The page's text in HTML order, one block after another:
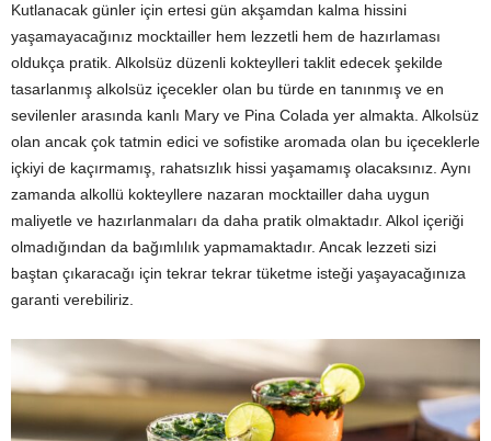
Kutlanacak günler için ertesi gün akşamdan kalma hissini
yaşamayacağınız mocktailler hem lezzetli hem de hazırlaması
oldukça pratik. Alkolsüz düzenli kokteylleri taklit edecek şekilde
tasarlanmış alkolsüz içecekler olan bu türde en tanınmış ve en
sevilenler arasında kanlı Mary ve Pina Colada yer almakta. Alkolsüz
olan ancak çok tatmin edici ve sofistike aromada olan bu içeceklerle
içkiyi de kaçırmamış, rahatsızlık hissi yaşamamış olacaksınız. Aynı
zamanda alkollü kokteyllere nazaran mocktailler daha uygun
maliyetle ve hazırlanmaları da daha pratik olmaktadır. Alkol içeriği
olmadığından da bağımlılık yapmamaktadır. Ancak lezzeti sizi
baştan çıkaracağı için tekrar tekrar tüketme isteği yaşayacağınıza
garanti verebiliriz.